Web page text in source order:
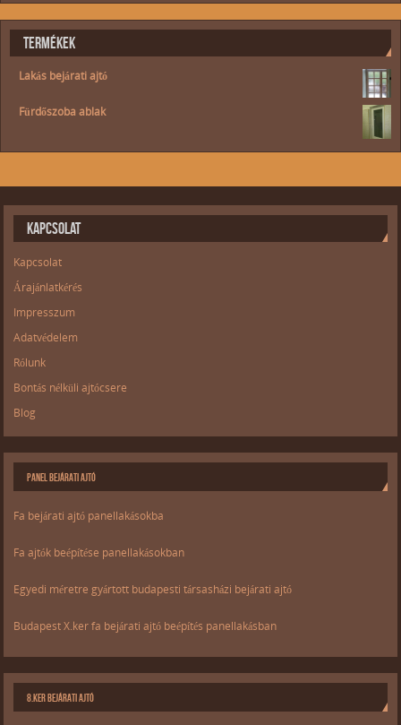
TERMÉKEK
Lakás bejárati ajtó
Fürdőszoba ablak
KAPCSOLAT
Kapcsolat
Árajánlatkérés
Impresszum
Adatvédelem
Rólunk
Bontás nélküli ajtócsere
Blog
PANEL BEJÁRATI AJTÓ
Fa bejárati ajtó panellakásokba
Fa ajtók beépítése panellakásokban
Egyedi méretre gyártott budapesti társasházi bejárati ajtó
Budapest X.ker fa bejárati ajtó beépítés panellakásban
8.KER BEJÁRATI AJTÓ